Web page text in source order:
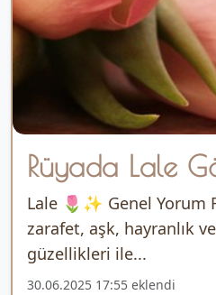
Rüyada Lale
Lale 🌷✨ Genel Yorum
zarafet, aşk, hayranlık
güzellikleri ile...
30.06.2025 17:55 eklendi